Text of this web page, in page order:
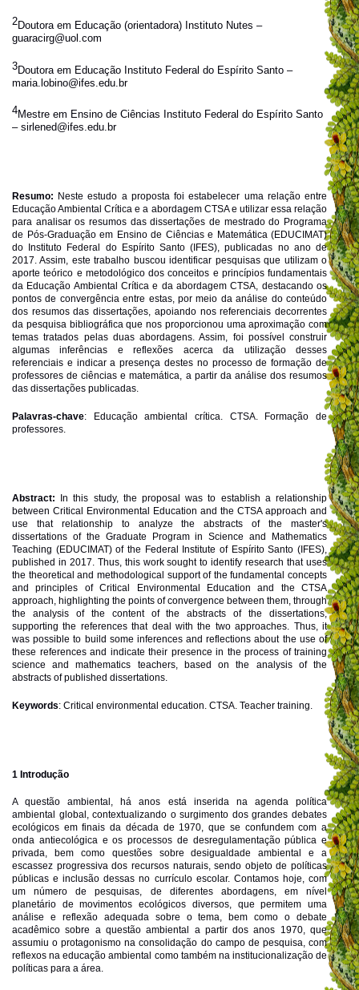
2Doutora em Educação (orientadora) Instituto Nutes –
guaracirg@uol.com
3Doutora em Educação Instituto Federal do Espírito Santo –
maria.lobino@ifes.edu.br
4Mestre em Ensino de Ciências Instituto Federal do Espírito Santo
– sirlened@ifes.edu.br
Resumo: Neste estudo a proposta foi estabelecer uma relação entre
Educação Ambiental Crítica e a abordagem CTSA e utilizar essa relação
para analisar os resumos das dissertações de mestrado do Programa
de Pós-Graduação em Ensino de Ciências e Matemática (EDUCIMAT)
do Instituto Federal do Espírito Santo (IFES), publicadas no ano de
2017. Assim, este trabalho buscou identificar pesquisas que utilizam o
aporte teórico e metodológico dos conceitos e princípios fundamentais
da Educação Ambiental Crítica e da abordagem CTSA, destacando os
pontos de convergência entre estas, por meio da análise do conteúdo
dos resumos das dissertações, apoiando nos referenciais decorrentes
da pesquisa bibliográfica que nos proporcionou uma aproximação com
temas tratados pelas duas abordagens. Assim, foi possível construir
algumas inferências e reflexões acerca da utilização desses
referenciais e indicar a presença destes no processo de formação de
professores de ciências e matemática, a partir da análise dos resumos
das dissertações publicadas.
Palavras-chave: Educação ambiental crítica. CTSA. Formação de
professores.
Abstract:
In this study, the proposal was to establish a relationship
between Critical Environmental Education and the CTSA approach and
use that relationship to analyze the abstracts of the master's
dissertations of the Graduate Program in Science and Mathematics
Teaching (EDUCIMAT) of the Federal Institute of Espírito Santo (IFES),
published in 2017. Thus, this work sought to identify research that uses
the theoretical and methodological support of the fundamental concepts
and principles of Critical Environmental Education and the CTSA
approach, highlighting the points of convergence between them, through
the analysis of the content of the abstracts of the dissertations,
supporting the references that deal with the two approaches. Thus, it
was possible to build some inferences and reflections about the use of
these references and indicate their presence in the process of training
science and mathematics teachers, based on the analysis of the
abstracts of published dissertations.
Keywords: Critical environmental education. CTSA. Teacher training.
1 Introdução
A questão ambiental, há anos está inserida na agenda política
ambiental global, contextualizando o surgimento dos grandes debates
ecológicos em finais da década de 1970, que se confundem com a
onda antiecológica e os processos de desregulamentação pública e
privada, bem como questões sobre desigualdade ambiental e a
escassez progressiva dos recursos naturais, sendo objeto de políticas
públicas e inclusão dessas no currículo escolar. Contamos hoje, com
um número de pesquisas, de diferentes abordagens, em nível
planetário de movimentos ecológicos diversos, que permitem uma
análise e reflexão adequada sobre o tema, bem como o debate
acadêmico sobre a questão ambiental a partir dos anos 1970, que
assumiu o protagonismo na consolidação do campo de pesquisa, com
reflexos na educação ambiental como também na institucionalização de
políticas para a área.